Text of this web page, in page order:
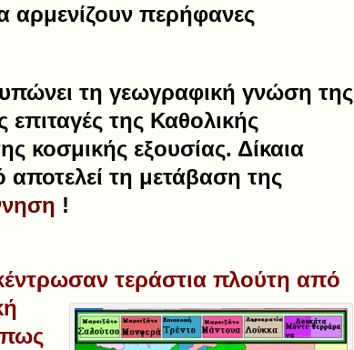
αρμενίζουν περήφανες
τη γεωγραφική γνώση της
επιταγές της Καθολικής
κοσμικής εξουσίας. Δίκαια
αποτελεί τη μετάβαση της
!
τεράστια πλούτη από